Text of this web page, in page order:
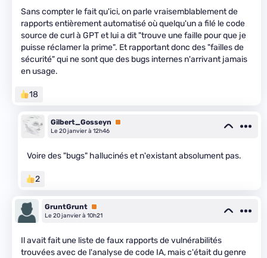
Sans compter le fait qu'ici, on parle vraisemblablement de
rapports entièrement automatisé où quelqu'un a filé le code
source de curl à GPT et lui a dit "trouve une faille pour que je
puisse réclamer la prime". Et rapportant donc des "failles de
sécurité" qui ne sont que des bugs internes n'arrivant jamais
en usage.
18
Gilbert_Gosseyn
Premium
Le 20 janvier à 12h46
Voire des "bugs" hallucinés et n'existant absolument pas.
2
GruntGrunt Premium
Le 20 janvier à 10h21
Il avait fait une liste de faux rapports de vulnérabilités
trouvées avec de l'analyse de code IA, mais c'était du genre